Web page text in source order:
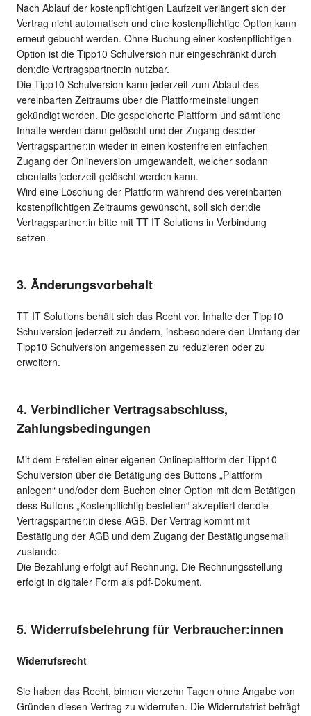
Nach Ablauf der kostenpflichtigen Laufzeit verlängert sich der
Vertrag nicht automatisch und eine kostenpflichtige Option kann
erneut gebucht werden. Ohne Buchung einer kostenpflichtigen
Option ist die Tipp10 Schulversion nur eingeschränkt durch
den:die Vertragspartner:in nutzbar.
Die Tipp10 Schulversion kann jederzeit zum Ablauf des
vereinbarten Zeitraums über die Plattformeinstellungen
gekündigt werden. Die gespeicherte Plattform und sämtliche
Inhalte werden dann gelöscht und der Zugang des:der
Vertragspartner:in wieder in einen kostenfreien einfachen
Zugang der Onlineversion umgewandelt, welcher sodann
ebenfalls jederzeit gelöscht werden kann.
Wird eine Löschung der Plattform während des vereinbarten
kostenpflichtigen Zeitraums gewünscht, soll sich der:die
Vertragspartner:in bitte mit TT IT Solutions in Verbindung
setzen.
3. Änderungsvorbehalt
TT IT Solutions behält sich das Recht vor, Inhalte der Tipp10
Schulversion jederzeit zu ändern, insbesondere den Umfang der
Tipp10 Schulversion angemessen zu reduzieren oder zu
erweitern.
4. Verbindlicher Vertragsabschluss,
Zahlungsbedingungen
Mit dem Erstellen einer eigenen Onlineplattform der Tipp10
Schulversion über die Betätigung des Buttons „Plattform
anlegen“ und/oder dem Buchen einer Option mit dem Betätigen
dess Buttons „Kostenpflichtig bestellen“ akzeptiert der:die
Vertragspartner:in diese AGB. Der Vertrag kommt mit
Bestätigung der AGB und dem Zugang der Bestätigungsemail
zustande.
Die Bezahlung erfolgt auf Rechnung. Die Rechnungsstellung
erfolgt in digitaler Form als pdf-Dokument.
5. Widerrufsbelehrung für Verbraucher:innen
Widerrufsrecht
Sie haben das Recht, binnen vierzehn Tagen ohne Angabe von
Gründen diesen Vertrag zu widerrufen. Die Widerrufsfrist beträgt